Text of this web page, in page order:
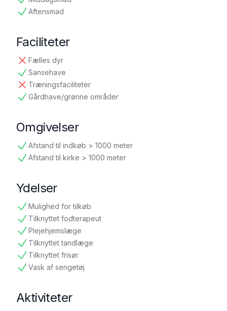
tilgængelig
Aftensmad
tilgængelig
Faciliteter
Fælles dyr
ikke tilgængelig
Sansehave
tilgængelig
Træningsfaciliteter
ikke tilgængelig
Gårdhave/grønne områder
tilgængelig
Omgivelser
Afstand til indkøb > 1000 meter
tilgængelig
Afstand til kirke > 1000 meter
tilgængelig
Ydelser
Mulighed for tilkøb
tilgængelig
Tilknyttet fodterapeut
tilgængelig
Plejehjemslæge
tilgængelig
Tilknyttet tandlæge
tilgængelig
Tilknyttet frisør
tilgængelig
Vask af sengetøj
tilgængelig
Aktiviteter